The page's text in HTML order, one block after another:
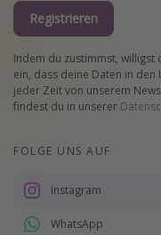
Registrieren
Indem du zustimmst, willigst
ein, dass deine Daten in
jeder Zeit von unserem
findest du in unserer
FOLGE UNS AUF
Instagram
WhatsApp